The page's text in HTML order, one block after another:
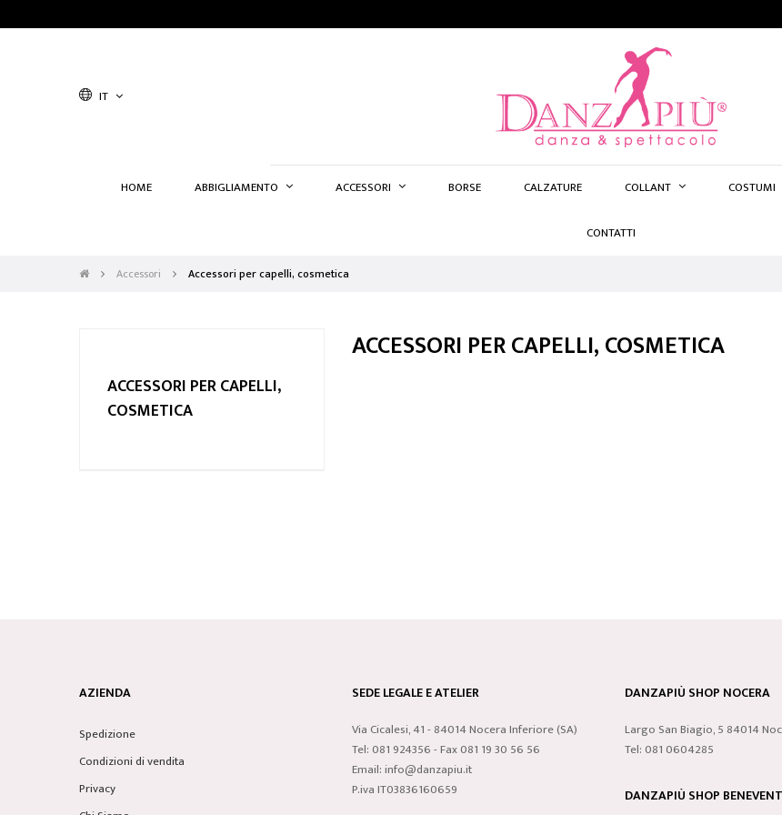
IT
HOME ABBIGLIAMENTO ACCESSORI BORSE CALZATURE COLLANT COSTUMI
CONTATTI
Accessori Accessori per capelli, cosmetica
ACCESSORI PER CAPELLI,
COSMETICA
ACCESSORI PER CAPELLI, COSMETICA
AZIENDA
Spedizione
Condizioni di vendita
Privacy
SEDE LEGALE E ATELIER
Via Cicalesi, 41 - 84014 Nocera Inferiore (SA)
Tel: 081 924356 - Fax 081 19 30 56 56
Email: info@danzapiu.it
P.iva IT03836160659
DANZAPIÙ SHOP NOCERA
Largo San Biagio, 5 84014
Tel: 081 0604285
DANZAPIÙ SHOP